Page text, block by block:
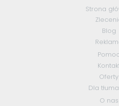
Strona
Blog
Oferty
Dla
O nas